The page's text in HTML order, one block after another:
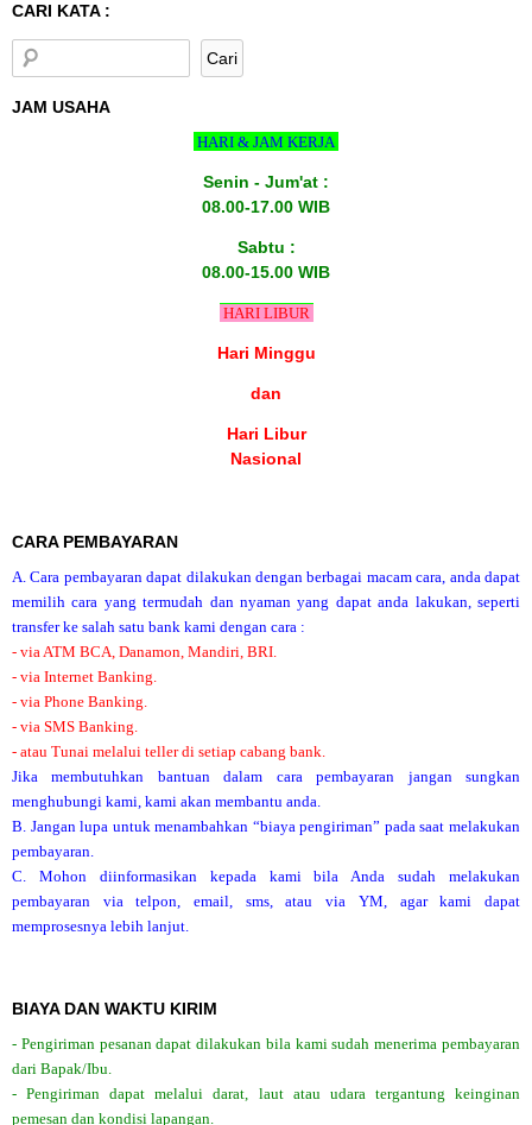
CARI KATA :
JAM USAHA
HARI & JAM KERJA
Senin - Jum'at :
08.00-17.00 WIB
Sabtu :
08.00-15.00 WIB
HARI LIBUR
Hari Minggu
dan
Hari Libur
Nasional
CARA PEMBAYARAN
A. Cara pembayaran dapat dilakukan dengan berbagai macam cara, anda dapat
memilih cara yang termudah dan nyaman yang dapat anda lakukan, seperti
transfer ke salah satu bank kami dengan cara :
- via ATM BCA, Danamon, Mandiri, BRI.
- via Internet Banking.
- via Phone Banking.
- via SMS Banking.
- atau Tunai melalui teller di setiap cabang bank.
Jika membutuhkan bantuan dalam cara pembayaran jangan sungkan
menghubungi kami, kami akan membantu anda.
B. Jangan lupa untuk menambahkan “biaya pengiriman” pada saat melakukan
pembayaran.
C. Mohon diinformasikan kepada kami bila Anda sudah melakukan
pembayaran via telpon, email, sms, atau via YM, agar kami dapat
memprosesnya lebih lanjut.
BIAYA DAN WAKTU KIRIM
- Pengiriman pesanan dapat dilakukan bila kami sudah menerima pembayaran
dari Bapak/Ibu.
- Pengiriman dapat melalui darat, laut atau udara tergantung keinginan
pemesan dan kondisi lapangan.